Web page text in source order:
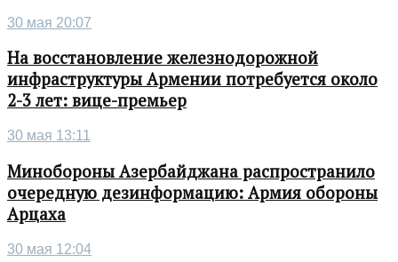
30 мая 20:07
На восстановление железнодорожной
инфраструктуры Армении потребуется около
2-3 лет: вице-премьер
30 мая 13:11
Минобороны Азербайджана распространило
очередную дезинформацию: Армия обороны
Арцаха
30 мая 12:04